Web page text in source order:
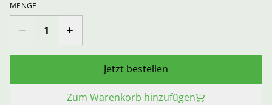
MENGE
Jetzt bestellen
Zum Warenkorb hinzufügen